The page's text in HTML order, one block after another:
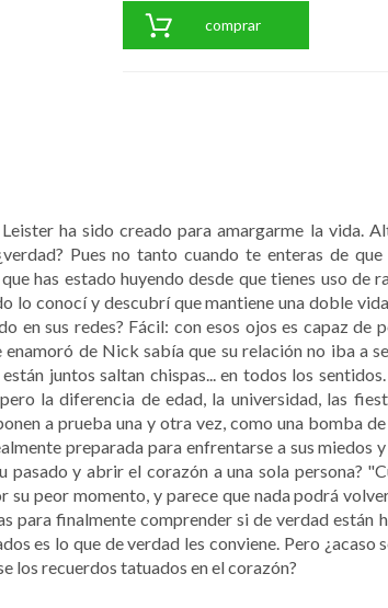
comprar
ha sido creado para amargarme la vida.
Pues no tanto cuando te enteras de
has estado huyendo desde que tienes uso de
lo conocí y descubrí que mantiene una doble
en sus redes? Fácil: con esos ojos es capaz de
enamoró de Nick sabía que su relación no iba a
juntos saltan chispas... en todos los
la diferencia de edad, la universidad, las
a prueba una y otra vez, como una bomba
preparada para enfrentarse a sus miedos
pasado y abrir el corazón a una sola persona?
su peor momento, y parece que nada podrá
para finalmente comprender si de verdad están
es lo que de verdad les conviene. Pero ¿acaso
los recuerdos tatuados en el corazón?